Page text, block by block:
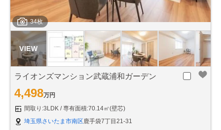
34枚
ライオンズマンション武蔵浦和ガーデン
4,498万円
間取り:3LDK
専有面積:70.14㎡(壁芯)
埼玉県さいたま市南区鹿手袋7丁目21-31